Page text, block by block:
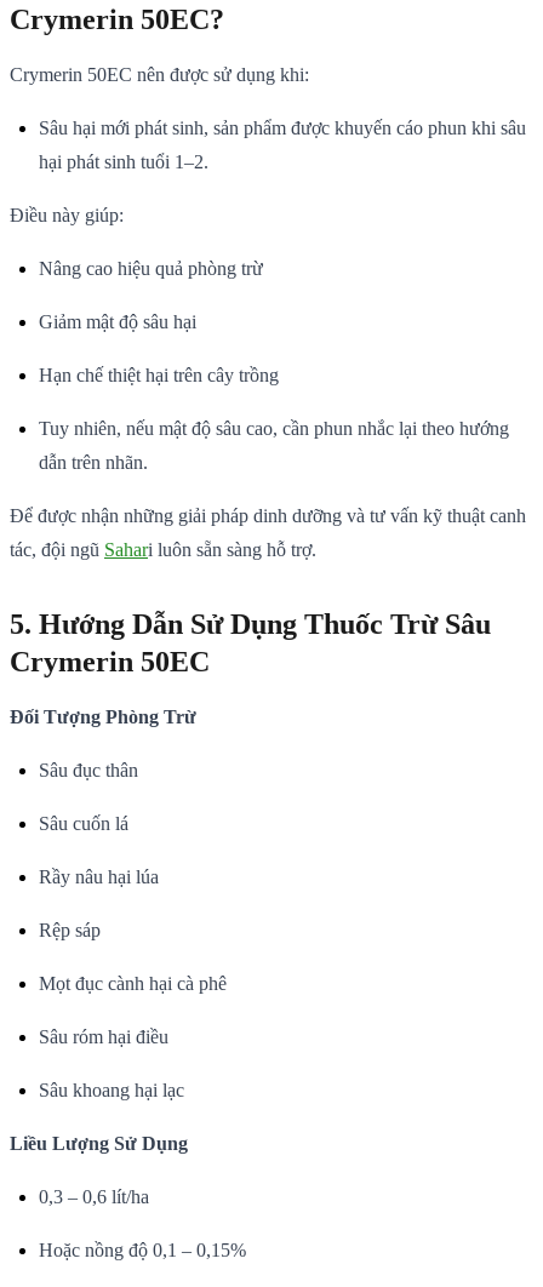
Crymerin 50EC?
Crymerin 50EC nên được sử dụng khi:
Sâu hại mới phát sinh, sản phẩm được khuyến cáo phun khi sâu
hại phát sinh tuổi 1–2.
Điều này giúp:
Nâng cao hiệu quả phòng trừ
Giảm mật độ sâu hại
Hạn chế thiệt hại trên cây trồng
Tuy nhiên, nếu mật độ sâu cao, cần phun nhắc lại theo hướng
dẫn trên nhãn.
Để được nhận những giải pháp dinh dưỡng và tư vấn kỹ thuật canh
tác, đội ngũ Sahari luôn sẵn sàng hỗ trợ.
5. Hướng Dẫn Sử Dụng Thuốc Trừ Sâu
Crymerin 50EC
Đối Tượng Phòng Trừ
Sâu đục thân
Sâu cuốn lá
Rầy nâu hại lúa
Rệp sáp
Mọt đục cành hại cà phê
Sâu róm hại điều
Sâu khoang hại lạc
Liều Lượng Sử Dụng
0,3 – 0,6 lít/ha
Hoặc nồng độ 0,1 – 0,15%